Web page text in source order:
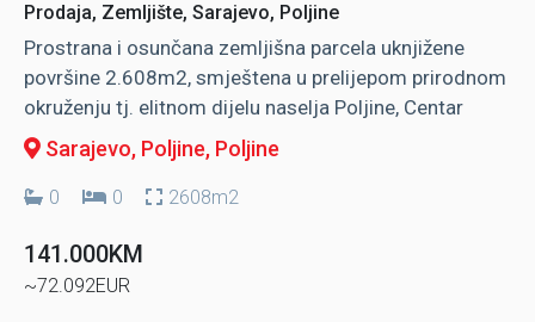
Prodaja, Zemljište, Sarajevo, Poljine
Prostrana i osunčana zemljišna parcela uknjižene
površine 2.608m2, smještena u prelijepom prirodnom
okruženju tj. elitnom dijelu naselja Poljine, Centar
Sarajevo, Poljine, Poljine
0 0 2608m2
141.000KM
~72.092EUR